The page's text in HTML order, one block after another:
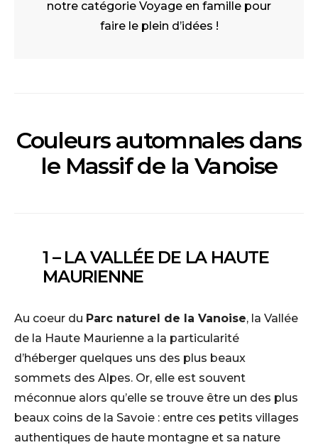
notre catégorie Voyage en famille pour
faire le plein d’idées !
Couleurs automnales dans
le Massif de la Vanoise
1 – LA VALLÉE DE LA HAUTE
MAURIENNE
Au coeur du Parc naturel de la Vanoise, la Vallée
de la Haute Maurienne a la particularité
d’héberger quelques uns des plus beaux
sommets des Alpes. Or, elle est souvent
méconnue alors qu’elle se trouve être un des plus
beaux coins de la Savoie : entre ces petits villages
authentiques de haute montagne et sa nature